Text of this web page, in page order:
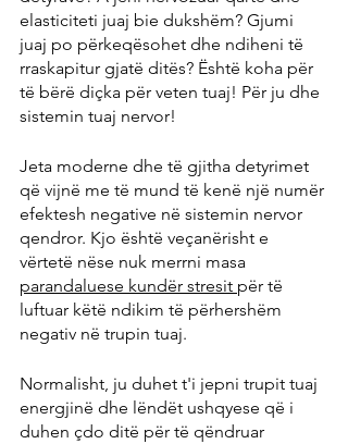
elasticiteti juaj bie dukshëm? Gjumi
juaj po përkeqësohet dhe ndiheni të
rraskapitur gjatë ditës? Është koha për
të bërë diçka për veten tuaj! Për ju dhe
sistemin tuaj nervor!
Jeta moderne dhe të gjitha detyrimet
që vijnë me të mund të kenë një numër
efektesh negative në sistemin nervor
qendror. Kjo është veçanërisht e
vërtetë nëse nuk merrni masa
parandaluese kundër stresit për të
luftuar këtë ndikim të përhershëm
negativ në trupin tuaj.
Normalisht, ju duhet t'i jepni trupit tuaj
energjinë dhe lëndët ushqyese që i
duhen çdo ditë për të qëndruar